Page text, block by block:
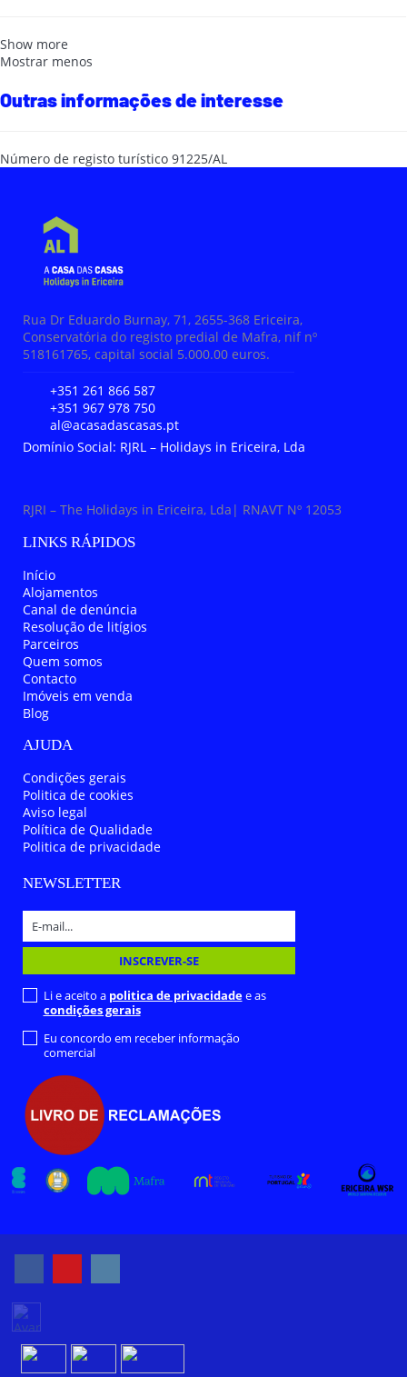
Show more
Mostrar menos
Outras informações de interesse
Número de registo turístico 91225/AL
Rua Dr Eduardo Burnay, 71, 2655-368 Ericeira,
Conservatória do registo predial de Mafra, nif nº
518161765, capital social 5.000.00 euros.
+351 261 866 587
+351 967 978 750
al@acasadascasas.pt
Domínio Social: RJRL – Holidays in Ericeira, Lda
RJRI – The Holidays in Ericeira, Lda| RNAVT Nº 12053
LINKS RÁPIDOS
Início
Alojamentos
Canal de denúncia
Resolução de litígios
Parceiros
Quem somos
Contacto
Imóveis em venda
Blog
AJUDA
Condições gerais
Politica de cookies
Aviso legal
Política de Qualidade
Politica de privacidade
NEWSLETTER
Li e aceito a politica de privacidadee as
condições gerais
Eu concordo em receber informação
comercial